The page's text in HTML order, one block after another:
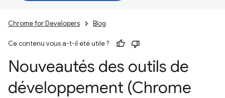
Chrome for Developers Blog
Ce contenu vous a-t-il été utile ?
Nouveautés des outils de
développement (Chrome